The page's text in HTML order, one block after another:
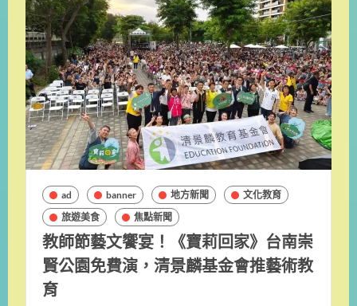
ad banner 地方新聞
文化教育
旅遊美食
焦點新聞
教師節藝文饗宴！《寶莉回家》台南崇
賢公園免費演，清景麟基金會推藝術教
育